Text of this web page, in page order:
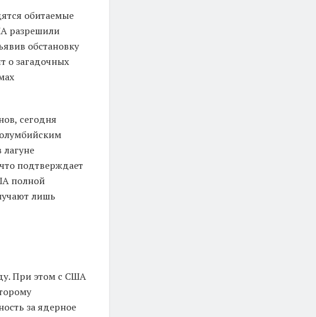
обитаемые
разрешили
обстановку
о загадочных
сегодня
подтверждает
полной
лишь
При этом с США
за ядерное